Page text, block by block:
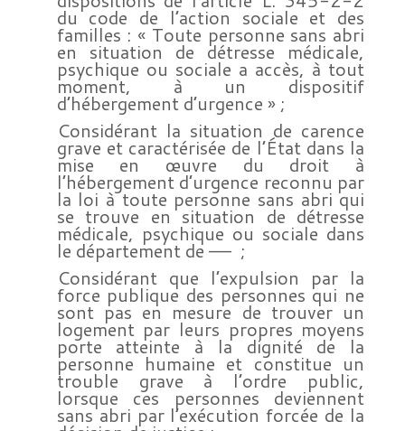
du code de l’action sociale et des
familles : « Toute personne sans abri
en situation de détresse médicale,
psychique ou sociale a accès, à tout
moment, à un dispositif
d’hébergement d’urgence » ;
Considérant la situation de carence
grave et caractérisée de l’État dans la
mise en œuvre du droit à
l’hébergement d’urgence reconnu par
la loi à toute personne sans abri qui
se trouve en situation de détresse
médicale, psychique ou sociale dans
le département de —– ;
Considérant que l’expulsion par la
force publique des personnes qui ne
sont pas en mesure de trouver un
logement par leurs propres moyens
porte atteinte à la dignité de la
personne humaine et constitue un
trouble grave à l’ordre public,
lorsque ces personnes deviennent
sans abri par l’exécution forcée de la